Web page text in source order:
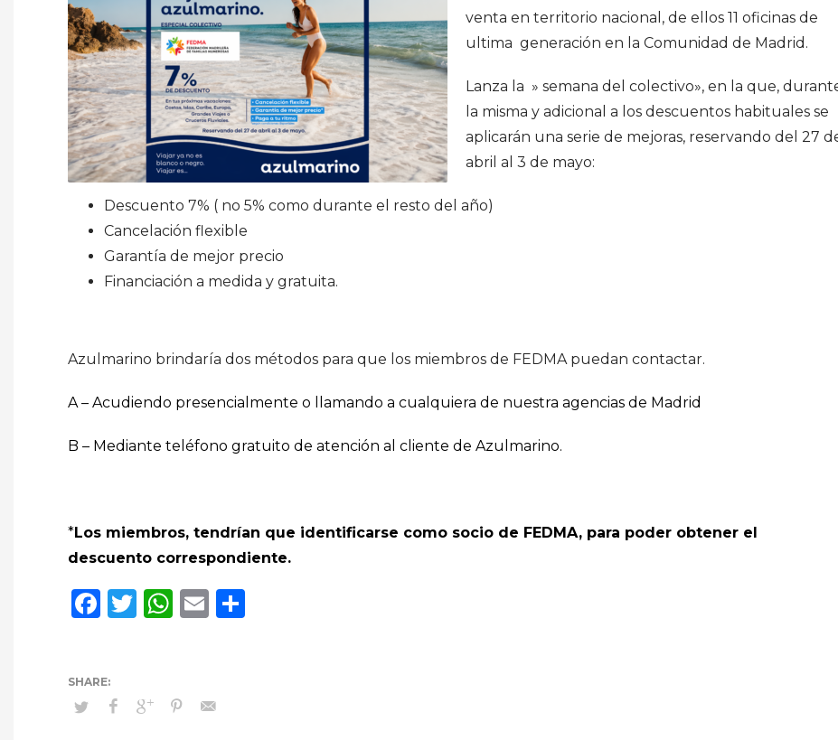
venta en territorio nacional, de ellos 11 oficinas de
ultima generación en la Comunidad de Madrid.
Lanza la » semana del colectivo», en la que,
la misma y adicional a los descuentos habituales se
aplicarán una serie de mejoras, reservando del 27
abril al 3 de mayo:
Descuento 7% ( no 5% como durante el resto del año)
Cancelación flexible
Garantía de mejor precio
Financiación a medida y gratuita.
Azulmarino brindaría dos métodos para que los miembros de FEDMA puedan contactar.
A – Acudiendo presencialmente o llamando a cualquiera de nuestra agencias de Madrid
B – Mediante teléfono gratuito de atención al cliente de Azulmarino.
*Los miembros, tendrían que identificarse como socio de FEDMA, para poder obtener el
descuento correspondiente.
Facebook
Twitter
WhatsApp
Email